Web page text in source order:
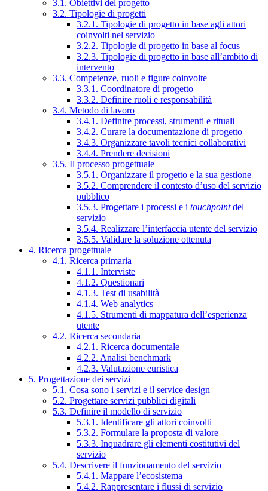
3.1. Obiettivi del progetto
3.2. Tipologie di progetti
3.2.1. Tipologie di progetto in base agli attori
coinvolti nel servizio
3.2.2. Tipologie di progetto in base al focus
3.2.3. Tipologie di progetto in base all’ambito di
intervento
3.3. Competenze, ruoli e figure coinvolte
3.3.1. Coordinatore di progetto
3.3.2. Definire ruoli e responsabilità
3.4. Metodo di lavoro
3.4.1. Definire processi, strumenti e rituali
3.4.2. Curare la documentazione di progetto
3.4.3. Organizzare tavoli tecnici collaborativi
3.4.4. Prendere decisioni
3.5. Il processo progettuale
3.5.1. Organizzare il progetto e la sua gestione
3.5.2. Comprendere il contesto d’uso del servizio
pubblico
3.5.3. Progettare i processi e i touchpointdel
servizio
3.5.4. Realizzare l’interfaccia utente del servizio
3.5.5. Validare la soluzione ottenuta
4. Ricerca progettuale
4.1. Ricerca primaria
4.1.1. Interviste
4.1.2. Questionari
4.1.3. Test di usabilità
4.1.4. Web analytics
4.1.5. Strumenti di mappatura dell’esperienza
utente
4.2. Ricerca secondaria
4.2.1. Ricerca documentale
4.2.2. Analisi benchmark
4.2.3. Valutazione euristica
5. Progettazione dei servizi
5.1. Cosa sono i servizi e il service design
5.2. Progettare servizi pubblici digitali
5.3. Definire il modello di servizio
5.3.1. Identificare gli attori coinvolti
5.3.2. Formulare la proposta di valore
5.3.3. Inquadrare gli elementi costitutivi del
servizio
5.4. Descrivere il funzionamento del servizio
5.4.1. Mappare l’ecosistema
5.4.2. Rappresentare i flussi di servizio